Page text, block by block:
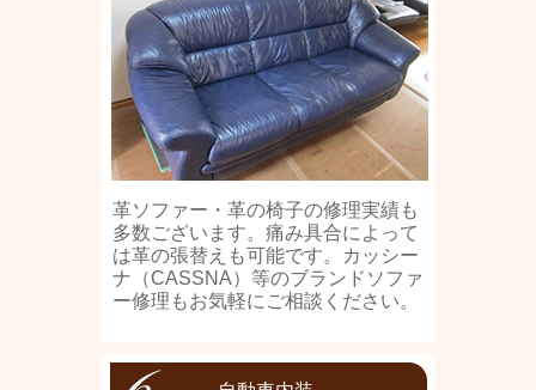
革ソファー・革の椅子の修理実績も
多数ございます。痛み具合によって
は革の張替えも可能です。カッシー
ナ（CASSNA）等のブランドソファ
ー修理もお気軽にご相談ください。